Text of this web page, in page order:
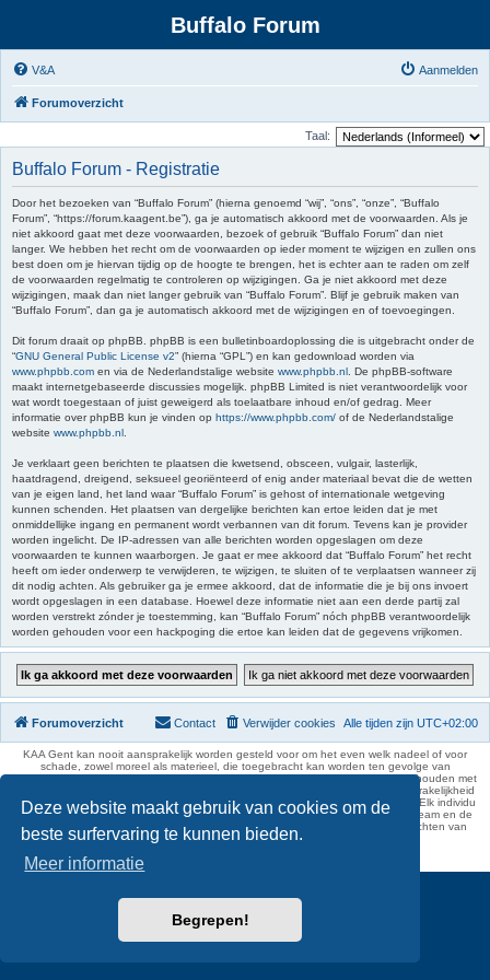
Deze website maakt gebruik van cookies om de
beste surfervaring te kunnen bieden.
Meer informatie
Begrepen!
Buffalo Forum
V&A Aanmelden
Forumoverzicht
Taal:
Buffalo Forum - Registratie
Door het bezoeken van “Buffalo Forum” (hierna genoemd “wij”, “ons”, “onze”, “Buffalo
Forum”, “https://forum.kaagent.be”), ga je automatisch akkoord met de voorwaarden. Als je
niet akkoord gaat met deze voorwaarden, bezoek of gebruik “Buffalo Forum” dan niet
langer. We hebben het recht om de voorwaarden op ieder moment te wijzigen en zullen ons
best doen om je hiervan tijdig op de hoogte te brengen, het is echter aan te raden om zelf
de voorwaarden regelmatig te controleren op wijzigingen. Ga je niet akkoord met deze
wijzigingen, maak dan niet langer gebruik van “Buffalo Forum”. Blijf je gebruik maken van
“Buffalo Forum”, dan ga je automatisch akkoord met de wijzigingen en of toevoegingen.
Dit forum draait op phpBB. phpBB is een bulletinboardoplossing die is uitgebracht onder de
“GNU General Public License v2” (hierna “GPL”) en kan gedownload worden via
www.phpbb.com en via de Nederlandstalige website www.phpbb.nl . De phpBB-software
maakt internetgebaseerde discussies mogelijk. phpBB Limited is niet verantwoordelijk voor
wat wordt toegestaan of juist geweigerd als toelaatbare inhoud en/of gedrag. Meer
informatie over phpBB kun je vinden op https://www.phpbb.com/ of de Nederlandstalige
website www.phpbb.nl
Je verklaart geen berichten te plaatsen die kwetsend, obsceen, vulgair, lasterlijk,
haatdragend, dreigend, seksueel georiënteerd of enig ander materiaal bevat die de wetten
van je eigen land, het land waar “Buffalo Forum” is gehost of internationale wetgeving
kunnen schenden. Het plaatsen van dergelijke berichten kan ertoe leiden dat je met
onmiddellijke ingang en permanent wordt verbannen van dit forum. Tevens kan je provider
worden ingelicht. De IP-adressen van alle berichten worden opgeslagen om deze
voorwaarden te kunnen waarborgen. Je gaat er mee akkoord dat “Buffalo Forum” het recht
heeft om ieder onderwerp te verwijderen, te wijzigen, te sluiten of te verplaatsen wanneer zij
dit nodig achten. Als gebruiker ga je ermee akkoord, dat de informatie die je bij ons invoert
wordt opgeslagen in een database. Hoewel deze informatie niet aan een derde partij zal
worden verstrekt zónder je toestemming, kan “Buffalo Forum” nóch phpBB verantwoordelijk
worden gehouden voor een hackpoging die ertoe kan leiden dat de gegevens vrijkomen.
Forumoverzicht Alle tijden zijn UTC+02:00
Verwijder cookies
Contact
KAA Gent kan nooit aansprakelijk worden gesteld voor om het even welk nadeel of voor
schade, zowel moreel als materieel, die toegebracht kan worden ten gevolge van
feitelijkheden en daden van derden die rechtstreeks of onrechtstreeks verband houden met
de gegevens vermeld op de website van KAA Gent. Deze ontheffing van aansprakelijkheid
geldt inzonderheid voor het forum, waarvan KAA Gent zich volledig distantieert. Elk individu
is dus verantwoordelijk voor zijn uitlatingen op het Buffalo Forum. Ook het webteam en de
moderators kunnen niet aansprakelijk gesteld worden voor de inhoud van berichten van
gebruikers.